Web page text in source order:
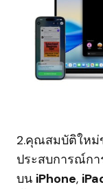
2.คุณสมบัติใหม่
ประสบการณ์กา
บน iPhone,